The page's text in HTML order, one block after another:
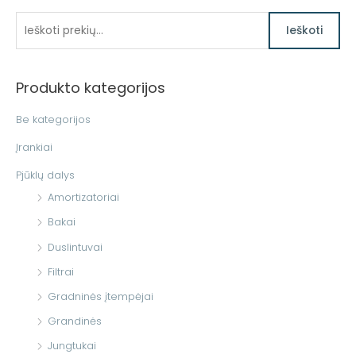
k
i
Ieškoti
Produkto kategorijos
Be kategorijos
Įrankiai
Pjūklų dalys
Amortizatoriai
Bakai
Duslintuvai
Filtrai
Gradninės įtempėjai
Grandinės
Jungtukai